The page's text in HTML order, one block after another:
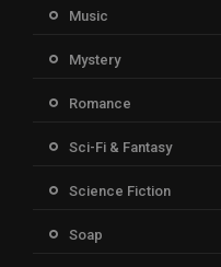
Music
Mystery
Romance
Sci-Fi & Fantasy
Science Fiction
Soap